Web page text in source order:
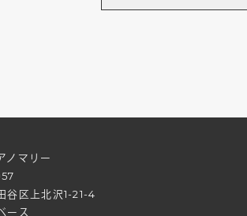
ノマリー
谷区上北沢1-21-4
ース